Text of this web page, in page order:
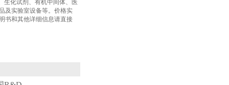
生化试剂、有机中间体、医
及实验室设备等。价格实
书和其他详细信息请直接